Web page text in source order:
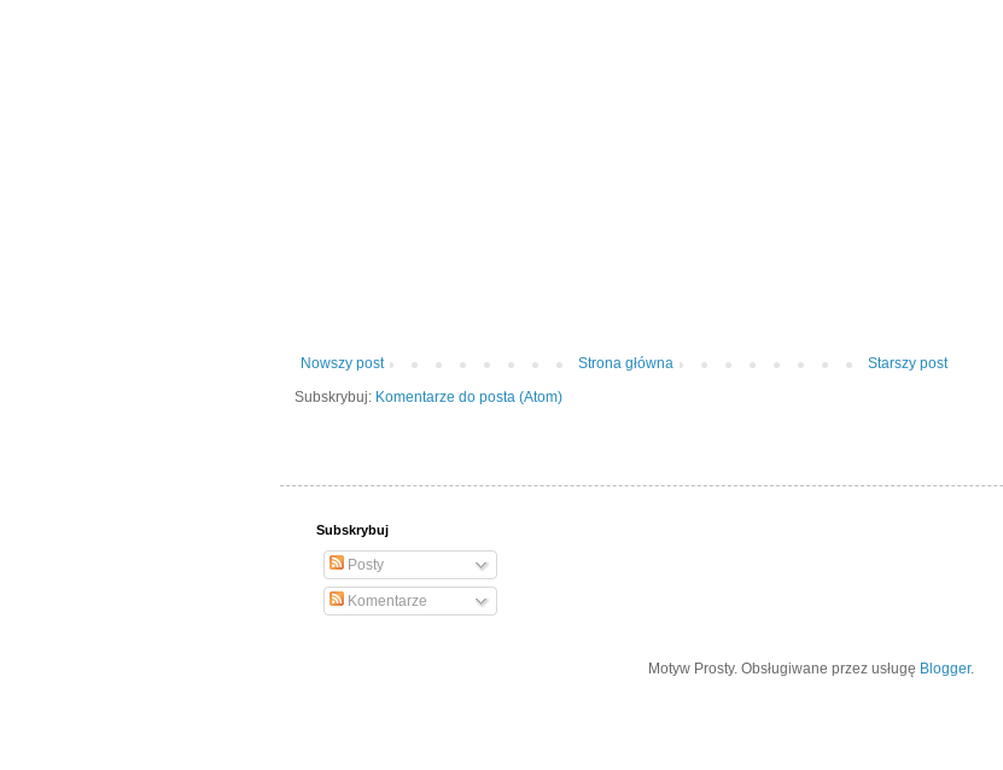
Nowszy post Starszy post
Strona główna
Subskrybuj: Komentarze do posta (Atom)
Subskrybuj
Posty
Komentarze
Motyw Prosty. Obsługiwane przez usługę Blogger.